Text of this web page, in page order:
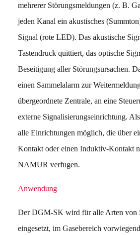
mehrerer Störungsmeldungen (z. B.
jeden Kanal ein akustisches
Signal (rote LED). Das akustische
Tastendruck quittiert, das optische
Beseitigung aller Störungsursachen.
einen Sammelalarm zur
übergeordnete Zentrale, an eine
externe Signalisierungseinrichtung.
alle Einrichtungen möglich, die über
Kontakt oder einen Induktiv-Kontakt
NAMUR verfugen.
Anwendung
Der DGM-SK wird für alle Arten von
eingesetzt, im Gasebereich